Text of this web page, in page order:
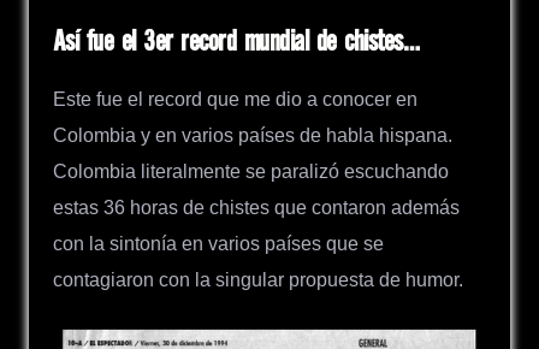
Así fue el 3er record mundial de chistes…
Este fue el record que me dio a conocer en
Colombia y en varios países de habla hispana.
Colombia literalmente se paralizó escuchando
estas 36 horas de chistes que contaron además
con la sintonía en varios países que se
contagiaron con la singular propuesta de humor.